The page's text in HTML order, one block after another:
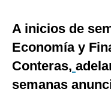
Mundo
EEUU
A inicios de
Economía y
Conteras,
semanas